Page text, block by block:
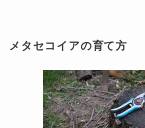
メタセコイアの育て方